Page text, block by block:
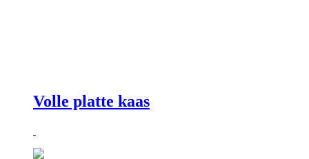
Volle platte kaas